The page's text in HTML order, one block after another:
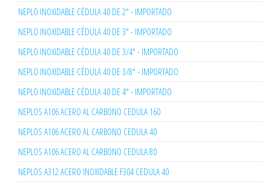
NEPLO INOXIDABLE CÉDULA 40 DE 2" - IMPORTADO
NEPLO INOXIDABLE CÉDULA 40 DE 3" - IMPORTADO
NEPLO INOXIDABLE CÉDULA 40 DE 3/4" - IMPORTADO
NEPLO INOXIDABLE CÉDULA 40 DE 3/8" - IMPORTADO
NEPLO INOXIDABLE CÉDULA 40 DE 4" - IMPORTADO
NEPLOS A106 ACERO AL CARBONO CEDULA 160
NEPLOS A106 ACERO AL CARBONO CEDULA 40
NEPLOS A106 ACERO AL CARBONO CEDULA 80
NEPLOS A312 ACERO INOXIDABLE F304 CEDULA 40